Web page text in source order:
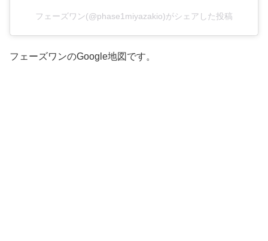
フェーズワン(@phase1miyazakio)がシェアした投稿
フェーズワンのGoogle地図です。